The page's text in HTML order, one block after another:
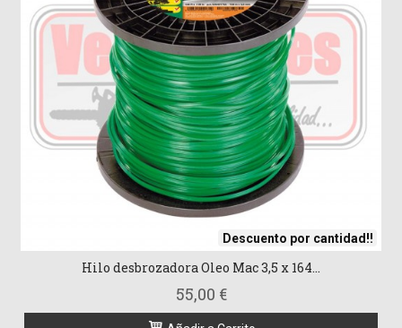
Descuento por cantidad!!
Hilo desbrozadora Oleo Mac 3,5 x 164...
55,00 €